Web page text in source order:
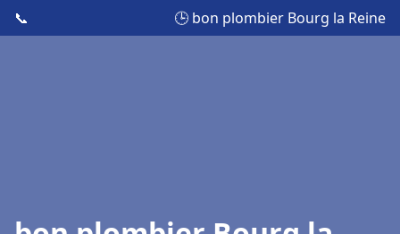
📞 🕒 bon plombier Bourg la Reine